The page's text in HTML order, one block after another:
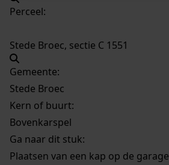
Perceel:
Stede Broec, sectie C 1551
Gemeente:
Stede Broec
Kern of buurt:
Bovenkarspel
Ga naar dit stuk:
Plaatsen van een kap op de